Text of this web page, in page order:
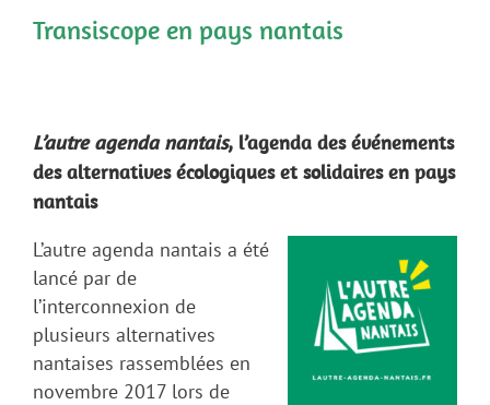
Transiscope en pays nantais
L’autre agenda nantais, l’agenda des événements
des alternatives écologiques et solidaires en pays
nantais
L’autre agenda nantais a été
lancé par de
l’interconnexion de
plusieurs alternatives
nantaises rassemblées en
novembre 2017 lors de